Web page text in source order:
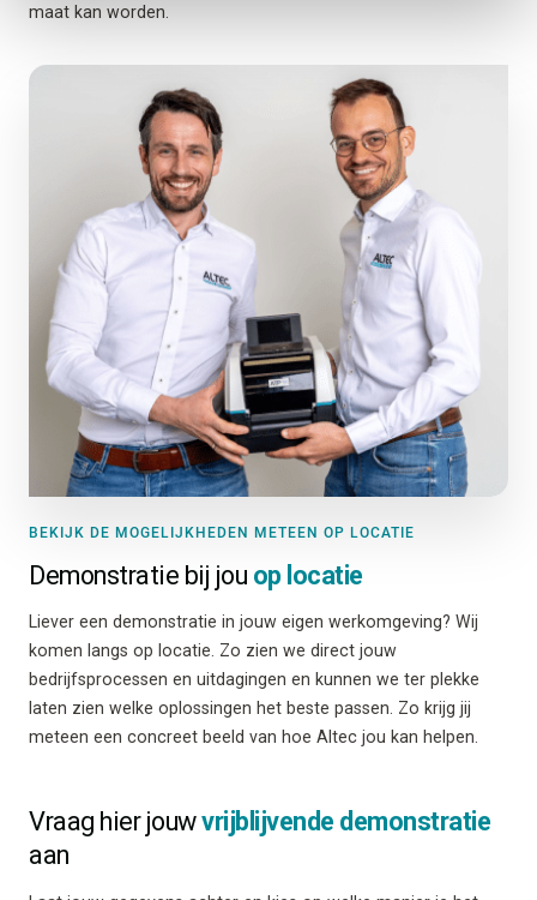
maat kan worden.
BEKIJK DE MOGELIJKHEDEN METEEN OP LOCATIE
Demonstratie bij jou op locatie
Liever een demonstratie in jouw eigen werkomgeving? Wij
komen langs op locatie. Zo zien we direct jouw
bedrijfsprocessen en uitdagingen en kunnen we ter plekke
laten zien welke oplossingen het beste passen. Zo krijg jij
meteen een concreet beeld van hoe Altec jou kan helpen.
Vraag hier jouwvrijblijvende demonstratie
aan